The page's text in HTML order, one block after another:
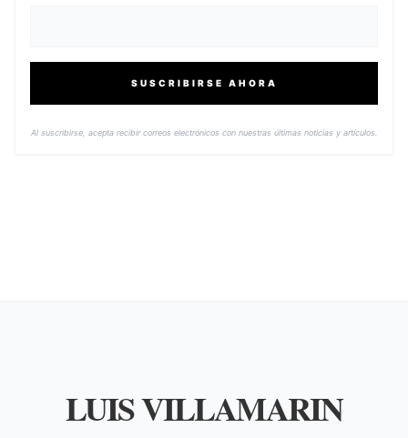
SUSCRIBIRSE AHORA
Al suscribirse, acepta recibir correos electrónicos con nuestras últimas noticias y artículos.
LUIS VILLAMARIN